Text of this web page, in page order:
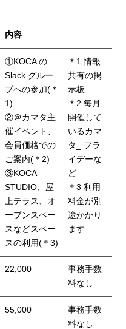
内容
①KOCA の
Slack グルー
プへの参加(＊
1)
②＠カマタ主
催イベント、
会員価格での
ご案内(＊2)
③KOCA
STUDIO、屋
上テラス、オ
ープンスペー
スなどスペー
スの利用(＊3)
＊1 情報
共有の掲
示板
＊2 毎月
開催して
いるカマ
タ_ フラ
イデーな
ど
＊3 利用
料金が別
途かかり
ます
22,000
事務手数
料なし
55,000
事務手数
料なし